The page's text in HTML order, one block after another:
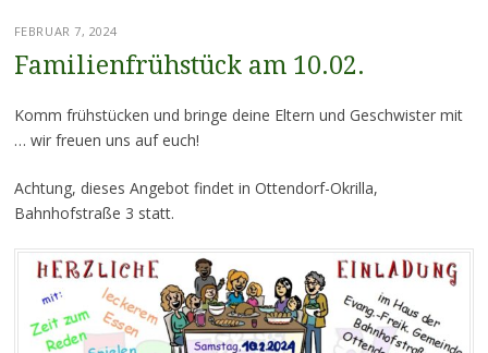
FEBRUAR 7, 2024
Familienfrühstück am 10.02.
Komm frühstücken und bringe deine Eltern und Geschwister mit
… wir freuen uns auf euch!
Achtung, dieses Angebot findet in Ottendorf-Okrilla,
Bahnhofstraße 3 statt.